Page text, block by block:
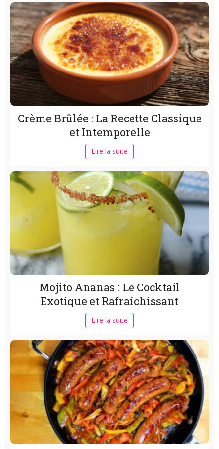
Crème Brûlée : La Recette Classique
et Intemporelle
Lire la suite
Mojito Ananas : Le Cocktail
Exotique et Rafraîchissant
Lire la suite